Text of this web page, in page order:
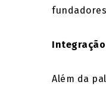
Além da